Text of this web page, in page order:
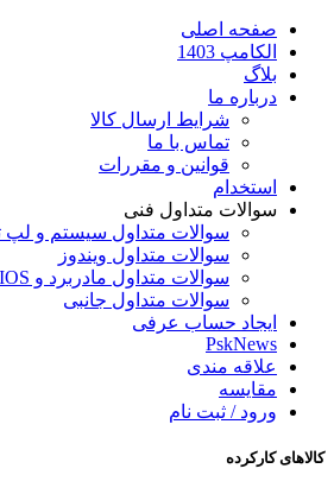
صفحه اصلی
الکامپ 1403
بلاگ
درباره ما
شرایط ارسال کالا
تماس با ما
قوانین و مقررات
استخدام
سوالات متداول فنی
سوالات متداول سیستم و لپ
سوالات متداول ویندوز
سوالات متداول مادربرد و BIOS
سوالات متداول جانبی
ایجاد حساب عرفی
PskNews
علاقه مندی
مقایسه
ورود / ثبت نام
کالاهای کارکرده